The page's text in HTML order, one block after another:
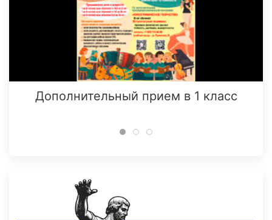
Дополнительный прием в 1 класс